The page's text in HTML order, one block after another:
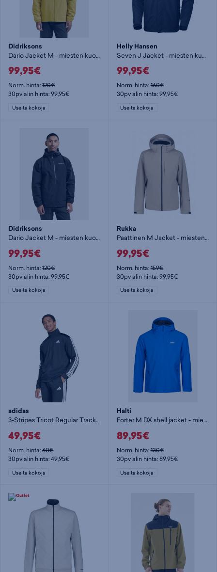
Didriksons
Dario Jacket M - miesten kuoritakki
99,95€
Norm. hinta:120€
30pv alin hinta: 99,95€
Useita kokoja
Helly Hansen
Seven J Jacket - miesten kuoritakki
99,95€
Norm. hinta:160€
30pv alin hinta: 99,95€
Useita kokoja
Didriksons
Dario Jacket M - miesten kuoritakki
99,95€
Norm. hinta:120€
30pv alin hinta: 99,95€
Useita kokoja
Rukka
Paattinen M Jacket - miesten kuoritakki
99,95€
Norm. hinta:159€
30pv alin hinta: 99,95€
Useita kokoja
adidas
3-Stripes Tricot Regular Track Jacket M - miesten verkkaritakki
49,95€
Norm. hinta:60€
30pv alin hinta: 49,95€
Useita kokoja
Halti
Forter M DX shell jacket - miesten kuoritakki
89,95€
Norm. hinta:130€
30pv alin hinta: 89,95€
Useita kokoja